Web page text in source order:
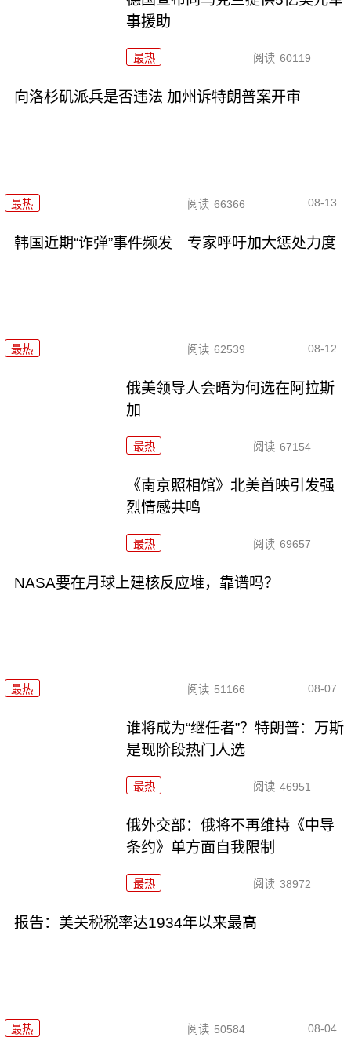
事援助
最热 阅读 60119
向洛杉矶派兵是否违法 加州诉特朗普案开审
最热 阅读 66366 08-13
韩国近期“诈弹”事件频发 专家呼吁加大惩处力度
最热 阅读 62539 08-12
俄美领导人会晤为何选在阿拉斯
加
最热 阅读 67154
《南京照相馆》北美首映引发强
烈情感共鸣
最热 阅读 69657
NASA要在月球上建核反应堆，靠谱吗？
最热 阅读 51166 08-07
谁将成为“继任者”？特朗普：万斯
是现阶段热门人选
最热 阅读 46951
俄外交部：俄将不再维持《中导
条约》单方面自我限制
最热 阅读 38972
报告：美关税税率达1934年以来最高
最热 阅读 50584 08-04